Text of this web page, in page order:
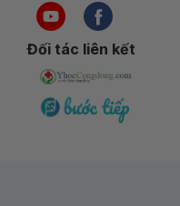
Đối tác liên kết